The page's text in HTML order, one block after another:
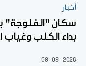
أخبار
سكان "الفلوجة"
بداء الكلب وغياب
08-08-2026